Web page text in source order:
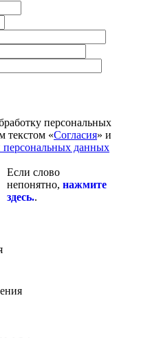
персональных
текстом «Согласия» и
данных
Если слово
непонятно, нажмите
здесь..